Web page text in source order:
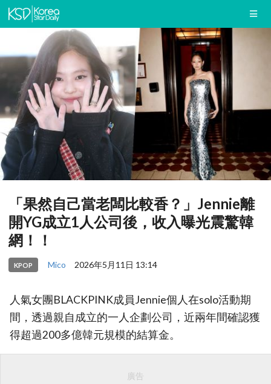
「果然自己當老闆比較香？」Jennie離
開YG成立1人公司後，收入曝光震驚韓
網！！
KPOP Mico 2026年5月11日 13:14
人氣女團BLACKPINK成員Jennie個人在solo活動期
間，透過親自成立的一人企劃公司，近兩年間確認獲
得超過200多億韓元規模的結算金。
廣告